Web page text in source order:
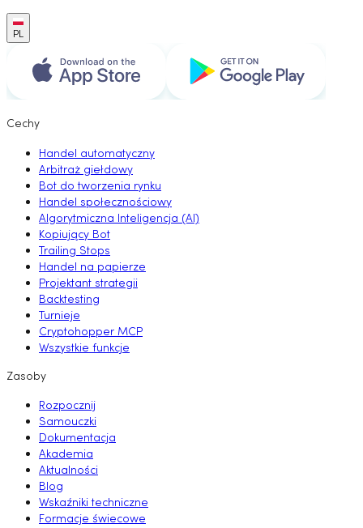
PL
Cechy
Handel automatyczny
Arbitraż giełdowy
Bot do tworzenia rynku
Handel społecznościowy
Algorytmiczna Inteligencja (AI)
Kopiujący Bot
Trailing Stops
Handel na papierze
Projektant strategii
Backtesting
Turnieje
Cryptohopper MCP
Wszystkie funkcje
Zasoby
Rozpocznij
Samouczki
Dokumentacja
Akademia
Aktualności
Blog
Wskaźniki techniczne
Formacje świecowe